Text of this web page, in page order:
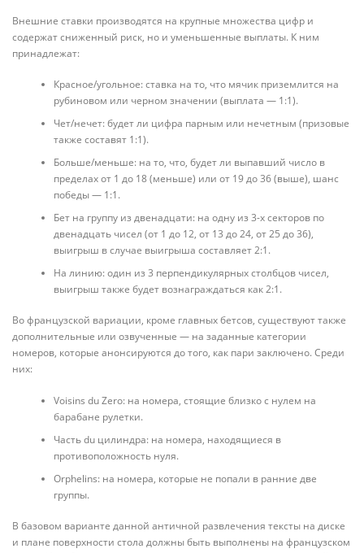
Внешние ставки производятся на крупные множества цифр и
содержат сниженный риск, но и уменьшенные выплаты. К ним
принадлежат:
Красное/угольное: ставка на то, что мячик приземлится на
рубиновом или черном значении (выплата — 1:1).
Чет/нечет: будет ли цифра парным или нечетным (призовые
также составят 1:1).
Больше/меньше: на то, что, будет ли выпавший число в
пределах от 1 до 18 (меньше) или от 19 до 36 (выше), шанс
победы — 1:1.
Бет на группу из двенадцати: на одну из 3-х секторов по
двенадцать чисел (от 1 до 12, от 13 до 24, от 25 до 36),
выигрыш в случае выигрыша составляет 2:1.
На линию: один из 3 перпендикулярных столбцов чисел,
выигрыш также будет вознаграждаться как 2:1.
Во французской вариации, кроме главных бетсов, существуют также
дополнительные или озвученные — на заданные категории
номеров, которые анонсируются до того, как пари заключено. Среди
них:
Voisins du Zero: на номера, стоящие близко с нулем на
барабане рулетки.
Часть du цилиндра: на номера, находящиеся в
противоположность нуля.
Orphelins: на номера, которые не попали в ранние две
группы.
В базовом варианте данной античной развлечения тексты на диске
и плане поверхности стола должны быть выполнены на французском